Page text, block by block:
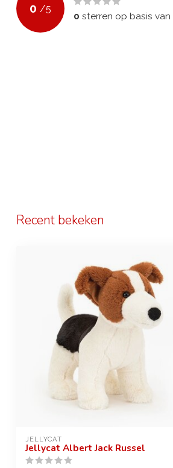
0 /5
0 sterren op basis van
Recent bekeken
JELLYCAT
Jellycat Albert Jack Russel